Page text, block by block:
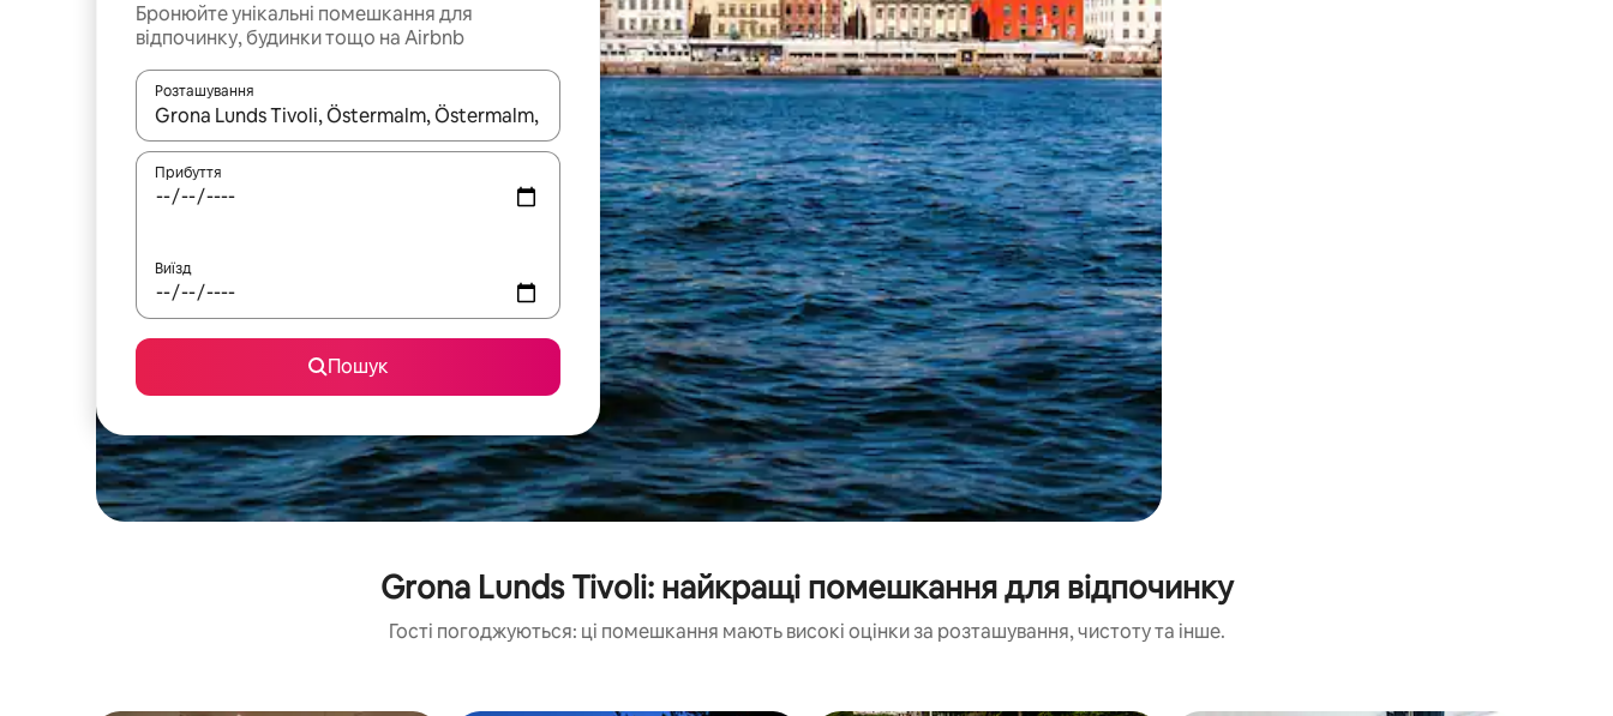
Бронюйте унікальні помешкання для
відпочинку, будинки тощо на Airbnb
Розташування
Отримавши результати пошуку, використовуйте для навігації сторінкою клавіші зі стрілками вгору та вниз або жести дотику та гортання.
Прибуття
Виїзд
Пошук
Grona Lunds Tivoli: найкращі помешкання для відпочинку
Гості погоджуються: ці помешкання мають високі оцінки за розташування, чистоту та інше.